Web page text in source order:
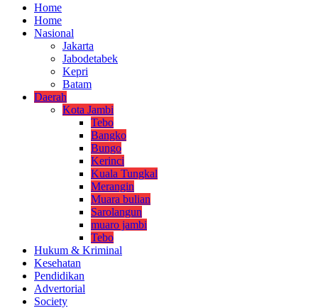
Home
Home
Nasional
Jakarta
Jabodetabek
Kepri
Batam
Daerah
Kota Jambi
Tebo
Bangko
Bungo
Kerinci
Kuala Tungkal
Merangin
Muara bulian
Sarolangun
muaro jambi
Tebo
Hukum & Kriminal
Kesehatan
Pendidikan
Advertorial
Society